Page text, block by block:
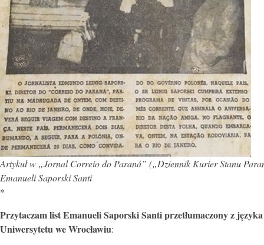
Artykuł w „Jornal Correio do Paraná” („Dziennik Kurier Stanu
Emanueli Saporski Santi
*
Przytaczam list Emanueli Saporski Santi przetłumaczony z
Uniwersytetu we Wrocławiu: